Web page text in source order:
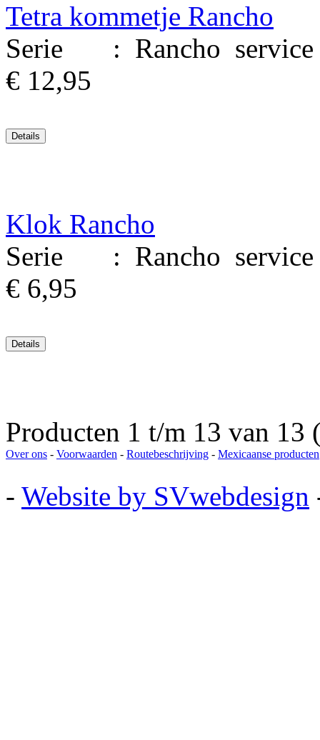
Tetra kommetje Rancho
Serie : Rancho service
€ 12,95
Klok Rancho
Serie : Rancho service
€ 6,95
Producten 1 t/m 13 van 13
Over ons - Voorwaarden - Routebeschrijving - Mexicaanse producten
- Website by SVwebdesign